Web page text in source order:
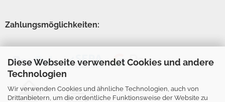
Diese Webseite verwendet Cookies und andere
Technologien
Wir verwenden Cookies und ähnliche Technologien, auch von
Drittanbietern, um die ordentliche Funktionsweise der Website zu
Zahlungsmöglichkeiten: